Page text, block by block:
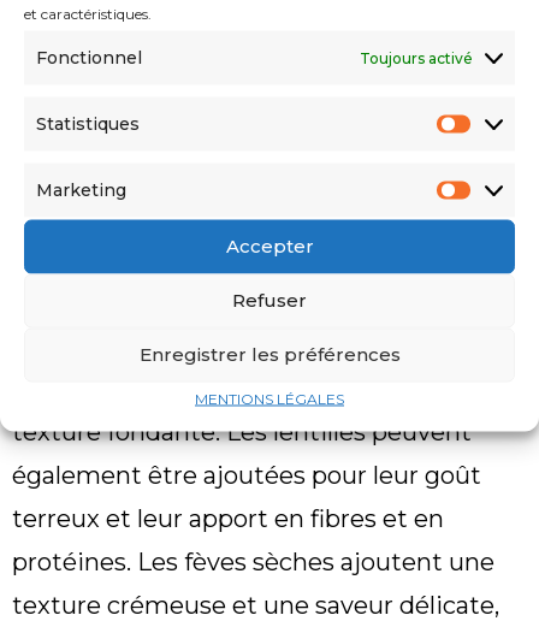
et caractéristiques.
Fonctionnel Toujours activé
Statistiques
Marketing
Accepter
Refuser
Enregistrer les préférences
MENTIONS LÉGALES
incontournables. Les carottes apportent
une note sucrée et de la couleur à la sauce
En plus de ces deux légumes, il existe une
variété d’autres légumes qui peuvent être
ajoutés pour compléter le plat. Les pois
chiches sont un choix populaire pour leur
apport en protéines végétales et leur
texture fondante. Les lentilles peuvent
également être ajoutées pour leur goût
terreux et leur apport en fibres et en
protéines. Les fèves sèches ajoutent une
texture crémeuse et une saveur délicate,